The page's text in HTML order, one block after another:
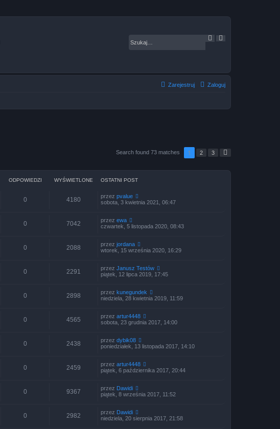
i
a
z
o
n
Zaloguj
Zarejestruj
Search found 73 matches 1 2 3
ODPOWIEDZI WYŚWIETLONE OSTATNI POST
0 4180 przez pvalue
sobota, 3 kwietnia 2021, 06:47
0 7042 przez ewa
czwartek, 5 listopada 2020, 08:43
0 2088 przez jordana
wtorek, 15 września 2020, 16:29
0 2291 przez Janusz Testów
piątek, 12 lipca 2019, 17:45
0 2898 przez kunegundek
niedziela, 28 kwietnia 2019, 11:59
0 4565 przez artur4448
sobota, 23 grudnia 2017, 14:00
0 2438 przez dybik08
poniedziałek, 13 listopada 2017, 14:10
0 2459 przez artur4448
piątek, 6 października 2017, 20:44
0 9367 przez Dawidi
piątek, 8 września 2017, 11:52
0 2982 przez Dawidi
niedziela, 20 sierpnia 2017, 21:58